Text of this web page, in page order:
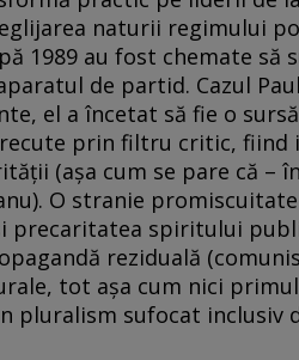
naturii regimului
1989 au fost chemate să
de partid. Cazul
el a încetat să fie o
prin filtru critic, fiind
(aşa cum se pare că –
O stranie
precaritatea spiritului
reziduală
tot aşa cum nici
pluralism sufocat inclusiv